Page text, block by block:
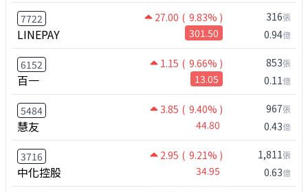
7722 27.00 ( 9.83% )
LINEPAY 301.50
316張
0.94億
6152 1.15 ( 9.66% )
百一 13.05
853張
0.11億
5484 3.85 ( 9.40% )
慧友 44.80
967張
0.43億
3716 2.95 ( 9.21% )
中化控股 34.95
1,811張
0.63億